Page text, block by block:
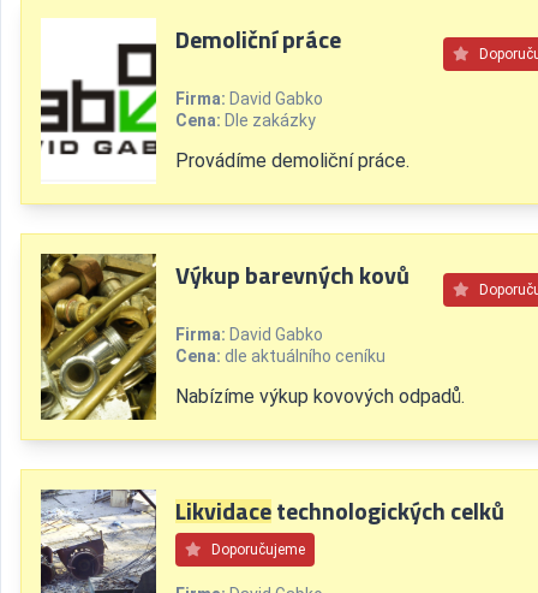
Demoliční práce
Firma: David Gabko
Cena: Dle zakázky
Provádíme demoliční práce.
Výkup barevných kovů
Firma: David Gabko
Cena: dle aktuálního ceníku
Nabízíme výkup kovových odpadů.
Likvidacetechnologických celků
Doporučujeme